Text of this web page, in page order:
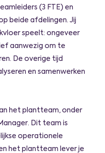
(3 FTE) en
beide afdelingen. Jij
speelt: ongeveer
aanwezig om te
De overige tijd
en samenwerken
het plantteam, onder
Dit team is
operationele
het plantteam lever je